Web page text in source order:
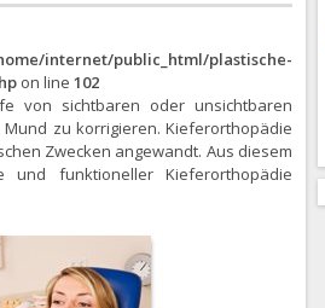
internet/public_html/plastische-
on line 102
von sichtbaren oder unsichtbaren
zu korrigieren. Kieferorthopädie
Zwecken angewandt. Aus diesem
und funktioneller Kieferorthopädie